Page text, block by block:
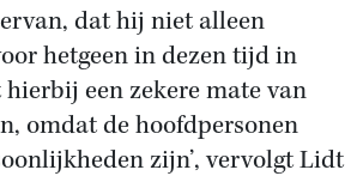
dat hij niet alleen
hetgeen in dezen tijd in
een zekere mate van
omdat de hoofdpersonen
zijn’, vervolgt Lidt